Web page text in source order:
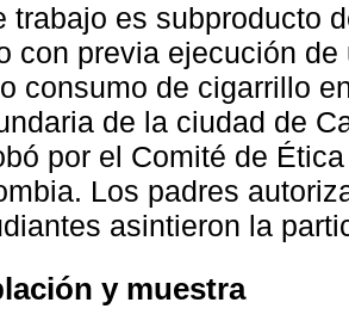
trabajo es subproducto
con previa ejecución
consumo de cigarrillo
de la ciudad de
por el Comité de
Los padres
asintieron la
y muestra